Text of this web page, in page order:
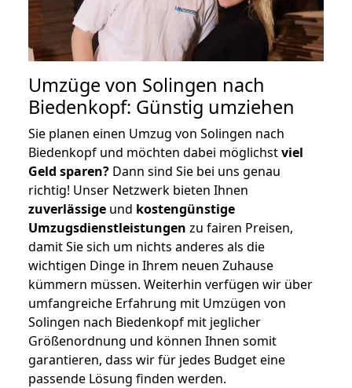
Umzüge von Solingen nach
Biedenkopf: Günstig umziehen
Sie planen einen Umzug von Solingen nach
Biedenkopf und möchten dabei möglichstviel
Geld sparen? Dann sind Sie bei uns genau
richtig! Unser Netzwerk bieten Ihnen
zuverlässige und kostengünstige
Umzugsdienstleistungen zu fairen Preisen,
damit Sie sich um nichts anderes als die
wichtigen Dinge in Ihrem neuen Zuhause
kümmern müssen. Weiterhin verfügen wir über
umfangreiche Erfahrung mit Umzügen von
Solingen nach Biedenkopf mit jeglicher
Größenordnung und können Ihnen somit
garantieren, dass wir für jedes Budget eine
passende Lösung finden werden.